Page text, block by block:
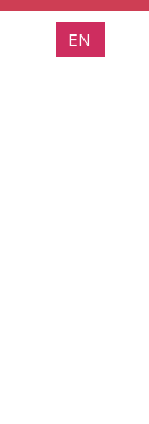
EN